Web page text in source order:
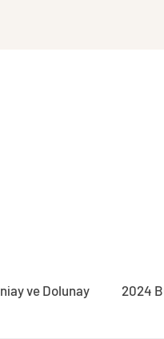
ve Dolunay 2024